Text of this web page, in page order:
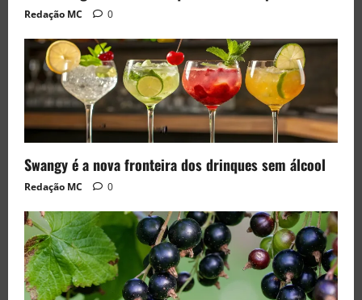
Redação MC 0
Swangy é a nova fronteira dos drinques sem álcool
Redação MC 0